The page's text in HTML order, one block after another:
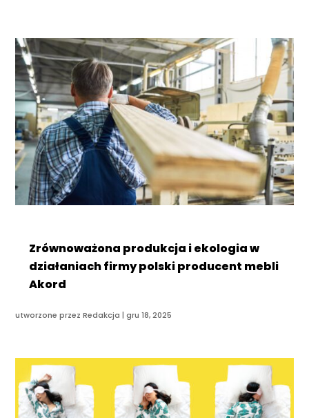
Zrównoważona produkcja i ekologia w
działaniach firmy polski producent mebli
Akord
utworzone przezRedakcja |gru 18, 2025